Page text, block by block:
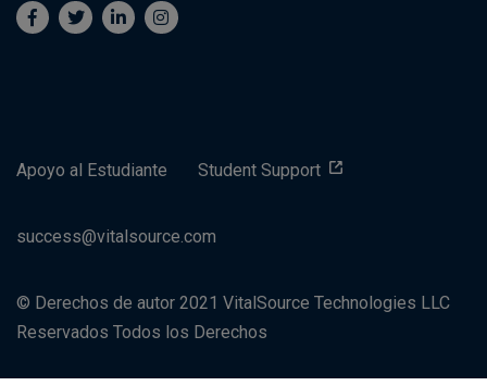
Apoyo al Estudiante Student Support
success@vitalsource.com
© Derechos de autor 2021 VitalSource Technologies LLC
Reservados Todos los Derechos